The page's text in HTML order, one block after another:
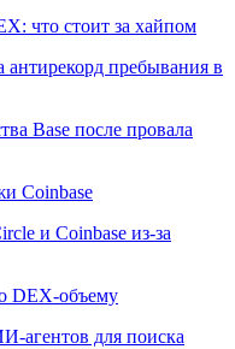
что стоит за хайпом
пребывания в
Base после провала
Coinbase
и Coinbase из-за
DEX-объему
агентов для поиска